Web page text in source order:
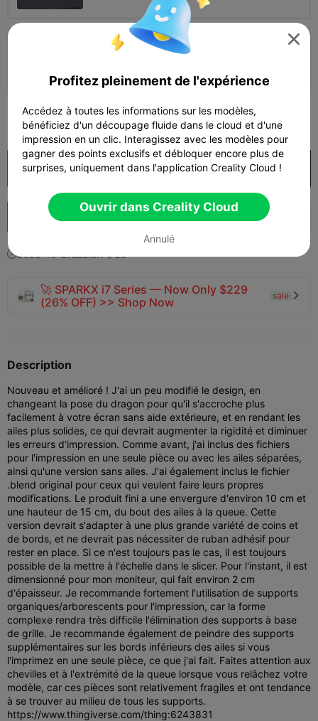
0.2mm layer, 4 walls, 20 infill
Voir plus
Découpes Ouvrir dans Creality Cloud
Booster 1.2K
2023-10-27 2.3K25
🚀 SPARKX i7 Series — Now Only $229
(26% OFF) >> Shop Now
sale 
Description
Nouveau et amélioré ! J'ai un peu modifié le design, en
changeant la pose du dragon pour qu'il s'accroche plus
facilement à votre écran sans aide extérieure, et en rendant les
ailes plus solides, ce qui devrait augmenter la rigidité et diminuer
les erreurs d'impression. Comme avant, j'ai inclus des fichiers
pour l'impression en une seule pièce ou avec les ailes séparées,
ainsi qu'une version sans ailes. J'ai également inclus le fichier
.blend original pour ceux qui veulent faire leurs propres
modifications. Le produit fini a une envergure d'environ 10 cm et
une hauteur de 15 cm, du bout des ailes à la queue. Cette
version devrait s'adapter à une plus grande variété de coins et
de bords, et ne devrait pas nécessiter de ruban adhésif pour
rester en place. Si ce n'est toujours pas le cas, il est toujours
possible de la mettre à l'échelle dans le slicer. Pour l'instant, il est
dimensionné pour mon moniteur, qui fait environ 2 cm
d'épaisseur. Je recommande fortement l'utilisation de supports
organiques/arborescents pour l'impression, car la forme
complexe rendra très difficile l'élimination des supports à base
de grille. Je recommande également de peindre des supports
supplémentaires sur les bords inférieurs des ailes si vous
l'imprimez en une seule pièce, ce que j'ai fait. Faites attention aux
chevilles et à l'extrémité de la queue lorsque vous relâchez votre
modèle, car ces pièces sont relativement fragiles et ont tendance
à se trouver au milieu de tous les supports.
https://www.thingiverse.com/thing:6243831

Profitez pleinement de l'expérience
Accédez à toutes les informations sur les modèles,
bénéficiez d'un découpage fluide dans le cloud et d'une
impression en un clic. Interagissez avec les modèles pour
gagner des points exclusifs et débloquer encore plus de
surprises, uniquement dans l'application Creality Cloud !
Ouvrir dans Creality Cloud
Annulé